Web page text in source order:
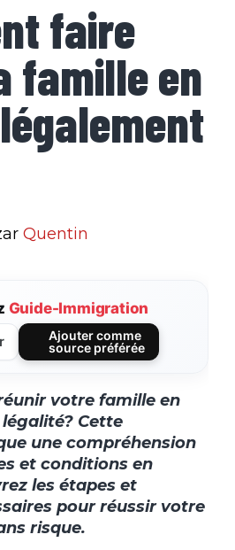
faire
famille en
Quentin
Guide-Immigration
Ajouter comme
source préférée
votre famille en
Cette
une compréhension
et conditions en
les étapes et
pour réussir votre
risque.